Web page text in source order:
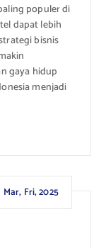
populer di
dapat lebih
bisnis
gaya hidup
menjadi
Mar, Fri, 2025